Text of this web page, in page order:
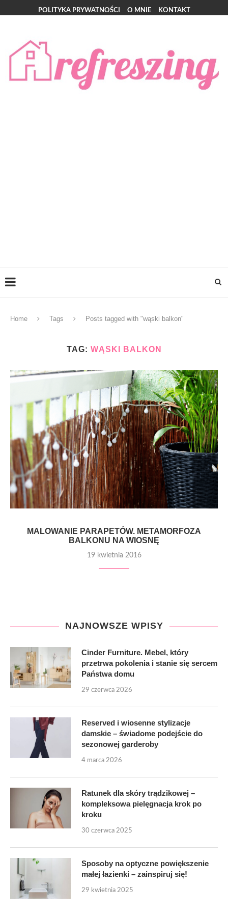
POLITYKA PRYWATNOŚCI O MNIE KONTAKT
Home Tags Posts tagged with "wąski balkon"
TAG: WĄSKI BALKON
MALOWANIE PARAPETÓW. METAMORFOZA
BALKONU NA WIOSNĘ
19 kwietnia 2016
NAJNOWSZE WPISY
Cinder Furniture. Mebel, który
przetrwa pokolenia i stanie się sercem
Państwa domu
29 czerwca 2026
Reserved i wiosenne stylizacje
damskie – świadome podejście do
sezonowej garderoby
4 marca 2026
Ratunek dla skóry trądzikowej –
kompleksowa pielęgnacja krok po
kroku
30 czerwca 2025
Sposoby na optyczne powiększenie
małej łazienki – zainspiruj się!
29 kwietnia 2025